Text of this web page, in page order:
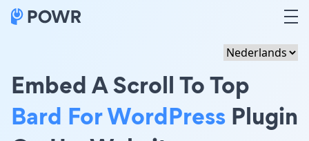
Embed A Scroll To Top
Bard For WordPress Plugin